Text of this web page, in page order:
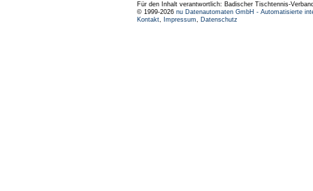
Für den Inhalt verantwortlich: Badischer Tischtennis-
© 1999-2026 nu Datenautomaten GmbH - Automatisierte
Kontakt, Impressum, Datenschutz